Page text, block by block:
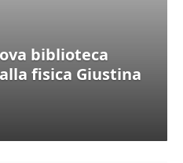
biblioteca
fisica Giustina